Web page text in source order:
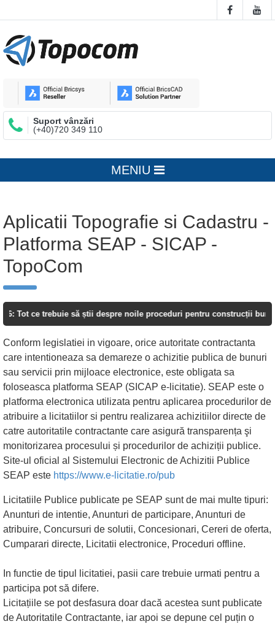
Suport vânzări
(+40)720 349 110
MENIU
Aplicatii Topografie si Cadastru -
Platforma SEAP - SICAP -
TopoCom
ce trebuie să știi despre noile proceduri pentru construcții bunuri
Conform legislatiei in vigoare, orice autoritate contractanta
care intentioneaza sa demareze o achizitie publica de bunuri
sau servicii prin mijloace electronice, este obligata sa
foloseasca platforma SEAP (SICAP e-licitatie). SEAP este o
platforma electronica utilizata pentru aplicarea procedurilor de
atribuire a licitatiilor si pentru realizarea achizitiilor directe de
catre autoritatile contractante care asigură transparența şi
monitorizarea procesului și procedurilor de achiziții publice.
Site-ul oficial al Sistemului Electronic de Achizitii Publice
SEAP este https://www.e-licitatie.ro/pub
Licitatiile Publice publicate pe SEAP sunt de mai multe tipuri:
Anunturi de intentie, Anunturi de participare, Anunturi de
atribuire, Concursuri de solutii, Concesionari, Cereri de oferta,
Cumparari directe, Licitatii electronice, Proceduri offline.
In functie de tipul licitatiei, pasii care trebuie urmati pentru a
participa pot să difere.
Licitațiile se pot desfasura doar dacă acestea sunt publicate
de Autoritatile Contractante, iar apoi se depune cel puțin o